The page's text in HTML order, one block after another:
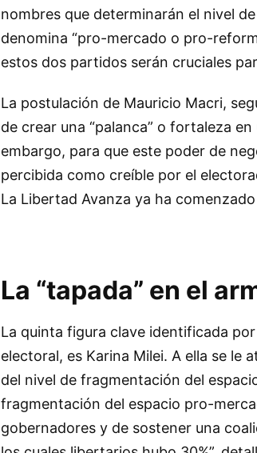
nombres que determinarán el nivel
denomina “pro-mercado o pro-
estos dos partidos serán cruciales
La postulación de Mauricio Macri,
de crear una “palanca” o fortaleza
embargo, para que este poder de
percibida como creíble por el
La Libertad Avanza ya ha
La “tapada” en el
La quinta figura clave identificada
electoral, es Karina Milei. A ella se le
del nivel de fragmentación del
fragmentación del espacio pro-
gobernadores y de sostener una